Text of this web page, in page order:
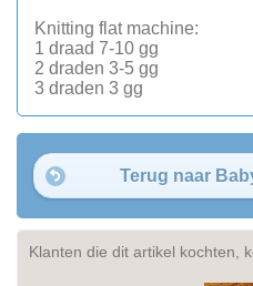
Knitting flat machine:
1 draad 7-10 gg
2 draden 3-5 gg
3 draden 3 gg
Terug naar
Klanten die dit artikel kochten,